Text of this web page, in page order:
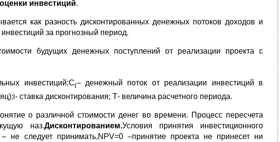
инвестиций.
как разность дисконтированных денежных потоков доходов и
за прогнозный период.
будущих денежных поступлений от реализации проекта с
инвестиций;Ct– денежный поток от реализации инвестиций в
ставка дисконтирования; Т- величина расчетного периода.
о различной стоимости денег во времени. Процесс пересчета
наз.Дисконтированием.Условия принятия инвестиционного
не следует принимать,NPV=0 –принятие проекта не принесет ни